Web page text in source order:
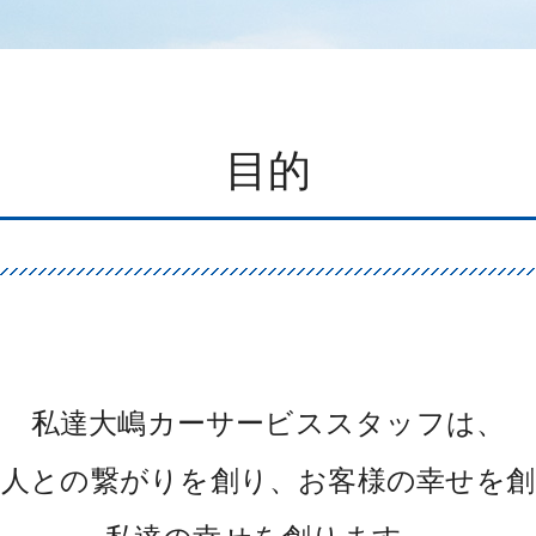
目的
私達大嶋カーサービススタッフは、
との繋がりを創り、 お客様の幸せを